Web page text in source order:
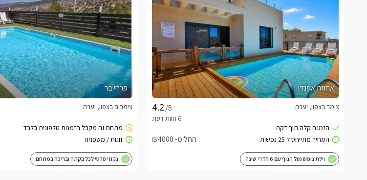
אחוזת אפנדי
/5
צימר בצפון, יערה
החל מ- ₪4000
וילת נופש מול הנוף עם 6 חדרי שינה
פרחי בר
צימרים בצפון, יערה
גקוזי פרטי לכל בקתה ובריכה במתחם